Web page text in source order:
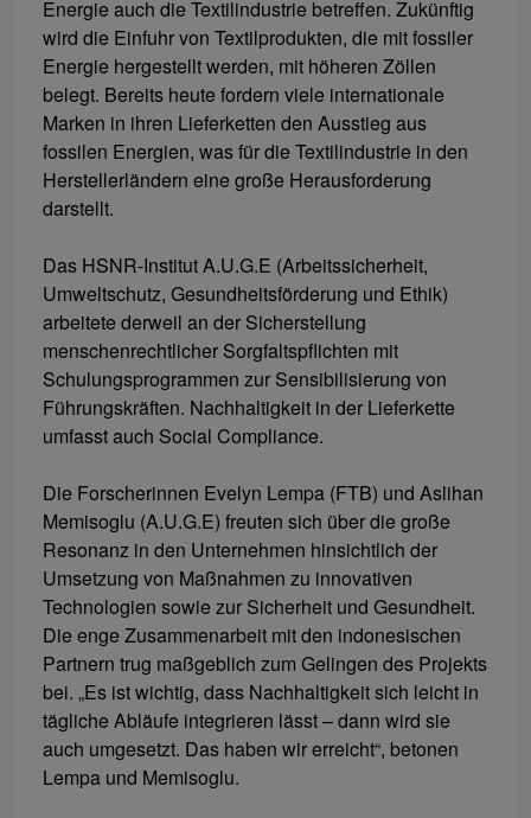
Energie auch die Textilindustrie betreffen. Zukünftig
wird die Einfuhr von Textilprodukten, die mit fossiler
Energie hergestellt werden, mit höheren Zöllen
belegt. Bereits heute fordern viele internationale
Marken in ihren Lieferketten den Ausstieg aus
fossilen Energien, was für die Textilindustrie in den
Herstellerländern eine große Herausforderung
darstellt.
Das HSNR-Institut A.U.G.E (Arbeitssicherheit,
Umweltschutz, Gesundheitsförderung und Ethik)
arbeitete derweil an der Sicherstellung
menschenrechtlicher Sorgfaltspflichten mit
Schulungsprogrammen zur Sensibilisierung von
Führungskräften. Nachhaltigkeit in der Lieferkette
umfasst auch Social Compliance.
Die Forscherinnen Evelyn Lempa (FTB) und Aslihan
Memisoglu (A.U.G.E) freuten sich über die große
Resonanz in den Unternehmen hinsichtlich der
Umsetzung von Maßnahmen zu innovativen
Technologien sowie zur Sicherheit und Gesundheit.
Die enge Zusammenarbeit mit den indonesischen
Partnern trug maßgeblich zum Gelingen des Projekts
bei. „Es ist wichtig, dass Nachhaltigkeit sich leicht in
tägliche Abläufe integrieren lässt – dann wird sie
auch umgesetzt. Das haben wir erreicht“, betonen
Lempa und Memisoglu.